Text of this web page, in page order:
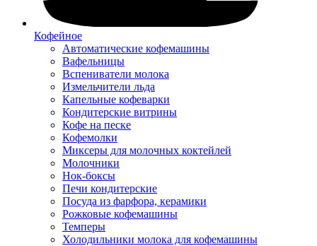
Кофейное
Автоматические кофемашины
Вафельницы
Вспениватели молока
Измельчители льда
Капельные кофеварки
Кондитерские витрины
Кофе на песке
Кофемолки
Миксеры для молочных коктейлей
Молочники
Нок-боксы
Печи кондитерские
Посуда из фарфора, керамики
Рожковые кофемашины
Темперы
Холодильники молока для кофемашины